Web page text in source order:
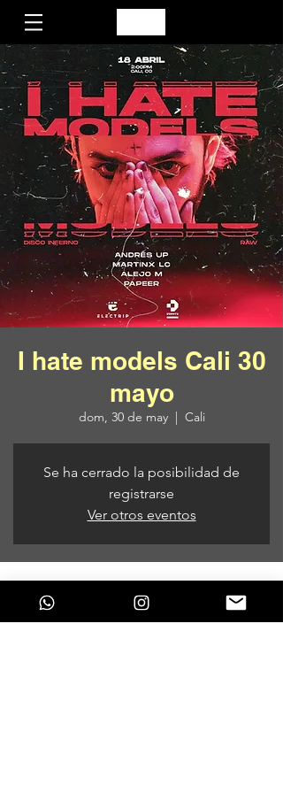
I hate models Cali 30
mayo
dom, 30 de may
  |
Cali
Se ha cerrado la posibilidad de
registrarse
Ver otros eventos
Horario y ubicación
30 de may de 2021, 2:00 p. m. – 31 de may